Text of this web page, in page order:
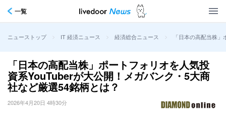
一覧
ニューストップ > IT 経済ニュース > 経済総合ニュース > 「日本の高配当株
「日本の高配当株」ポートフォリオを人気投
資系YouTuberが大公開！メガバンク・5大商
社など厳選54銘柄とは？
2026年4月20日 4時30分